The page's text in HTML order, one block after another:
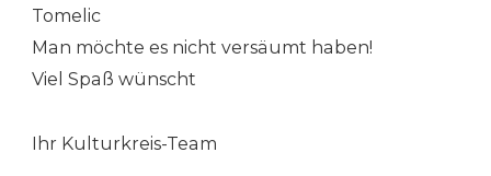
Tomelic
Man möchte es nicht versäumt haben!
Viel Spaß wünscht
Ihr Kulturkreis-Team